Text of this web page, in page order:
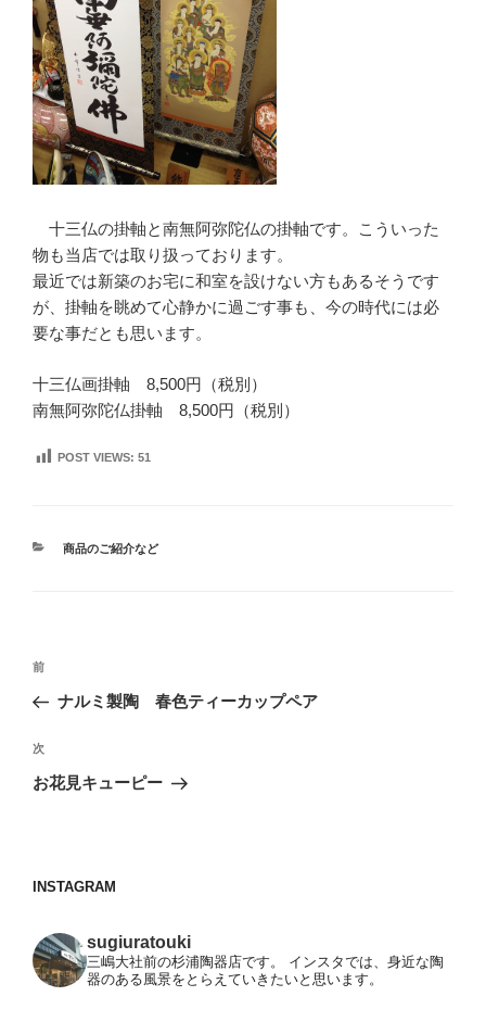
十三仏の掛軸と南無阿弥陀仏の掛軸です。こういった
物も当店では取り扱っております。
最近では新築のお宅に和室を設けない方もあるそうです
が、掛軸を眺めて心静かに過ごす事も、今の時代には必
要な事だとも思います。
十三仏画掛軸 8,500円（税別）
南無阿弥陀仏掛軸 8,500円（税別）
POST VIEWS: 51
カ
商品のご紹介など
投
ナ
ビ
ゲ
ン
前
の
稿
前
ナルミ製陶 春色ティーカップペア
次
の
次
お花見キューピー
INSTAGRAM
sugiuratouki
三嶋大社前の杉浦陶器店です。
インスタでは、身近な陶
器のある風景をとらえていきたいと思います。